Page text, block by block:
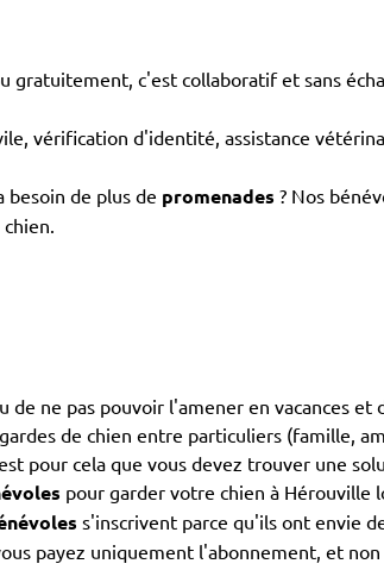
gratuitement, c'est collaboratif et sans
vérification d'identité, assistance
besoin de plus de promenades ? Nos
de ne pas pouvoir l'amener en vacances
de chien entre particuliers (famille,
pour cela que vous devez trouver une
pour garder votre chien à Hérouville
s'inscrivent parce qu'ils ont envie
payez uniquement l'abonnement, et